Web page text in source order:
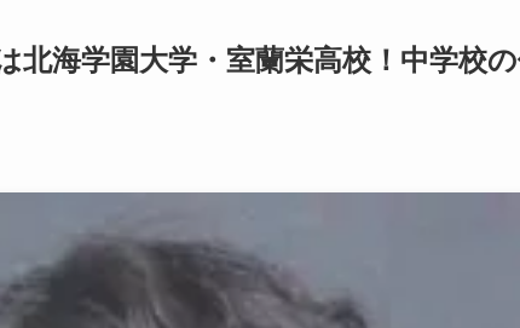
北海学園大学・室蘭栄高校！中学校